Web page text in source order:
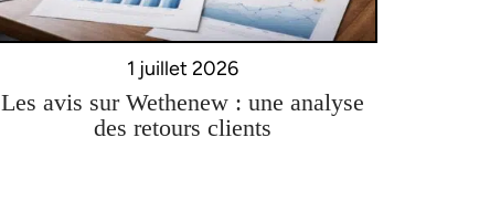
1 juillet 2026
Les avis sur Wethenew : une analyse
des retours clients